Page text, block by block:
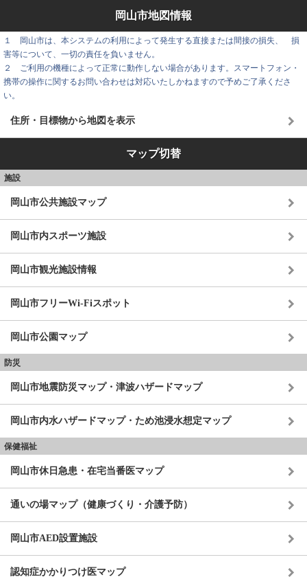
岡山市地図情報
１ 岡山市は、本システムの利用によって発生する直接または間接の損失、 損
害等について、一切の責任を負いません。
２ ご利用の機種によって正常に動作しない場合があります。スマートフォン・
携帯の操作に関するお問い合わせは対応いたしかねますので予めご了承くださ
い。
住所・目標物から地図を表示
マップ切替
施設
岡山市公共施設マップ
岡山市内スポーツ施設
岡山市観光施設情報
岡山市フリーWi-Fiスポット
岡山市公園マップ
防災
岡山市地震防災マップ・津波ハザードマップ
岡山市内水ハザードマップ・ため池浸水想定マップ
保健福祉
岡山市休日急患・在宅当番医マップ
通いの場マップ（健康づくり・介護予防）
岡山市AED設置施設
認知症かかりつけ医マップ